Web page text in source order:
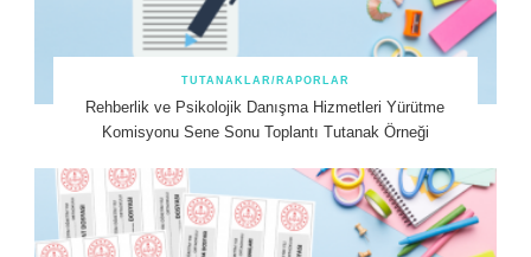
TUTANAKLAR/RAPORLAR
Rehberlik ve Psikolojik Danışma Hizmetleri Yürütme
Komisyonu Sene Sonu Toplantı Tutanak Örneği